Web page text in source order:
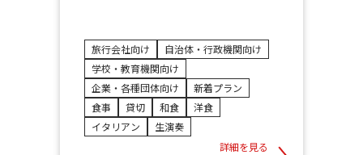
旅行会社向け
自治体・行政機関向け
学校・教育機関向け
企業・各種団体向け
新着プラン
食事
貸切 和食
洋食
イタリアン
生演奏
詳細を見る